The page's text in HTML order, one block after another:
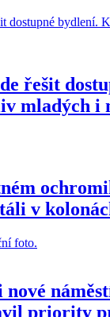
řešit
mladých i
v
nové
priority